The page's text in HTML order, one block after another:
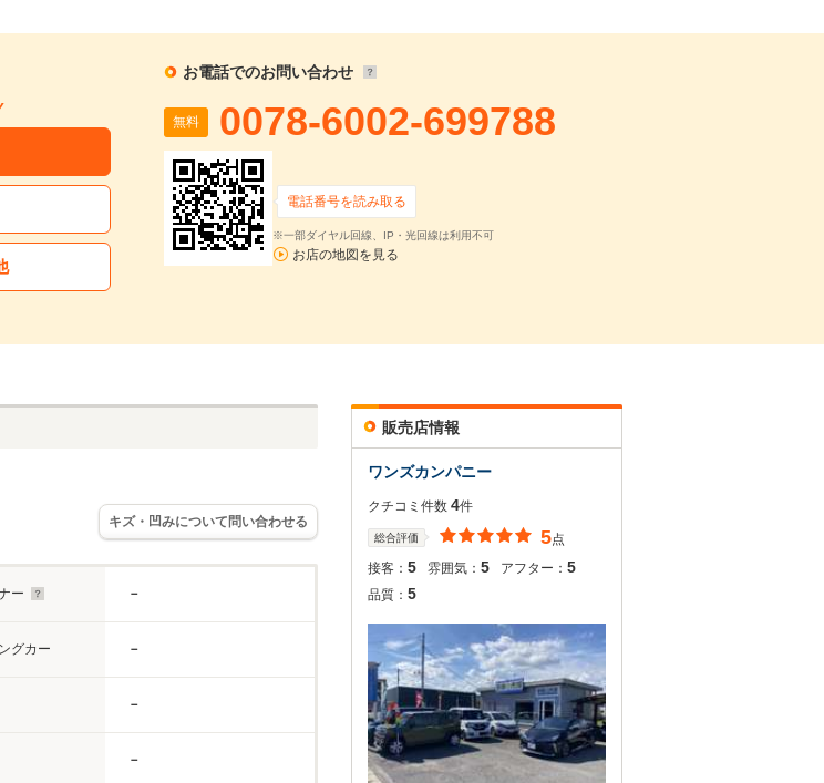
お電話でのお問い合わせ
無料 0078-6002-699788
電話番号を読み取る
※一部ダイヤル回線、IP・光回線は利用不可
お店の地図を見る
キズ・凹みについて問い合わせる
ー －
グカー －
－
－
販売店情報
ワンズカンパニー
クチコミ件数 4件
総合評価 5点
接客： 5 雰囲気： 5 アフター： 5
品質： 5